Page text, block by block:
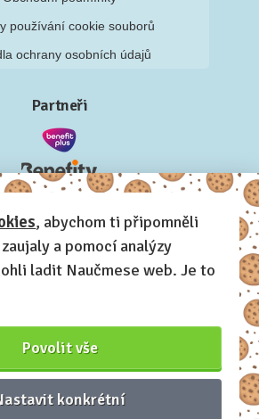
používání cookie souborů
ochrany osobních údajů
Partneři
2012-2026.
, abychom ti připomněli
a pomocí analýzy
ladit Naučmese web. Je to
Povolit vše
konkrétní